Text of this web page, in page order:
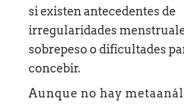
si existen antecedentes de
irregularidades
sobrepeso o dificultades
concebir.
Aunque no hay